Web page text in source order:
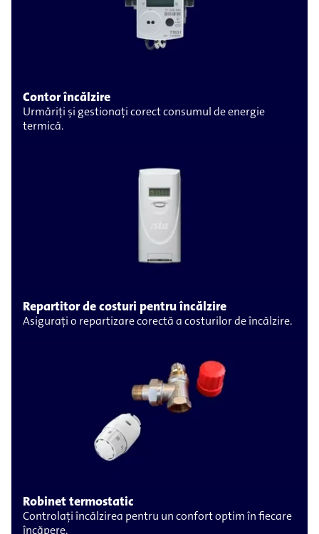
Contor încălzire
Urmăriți și gestionați corect consumul de energie
termică.
Repartitor de costuri pentru încălzire
Asigurați o repartizare corectă a costurilor de încălzire.
Robinet termostatic
Controlați încălzirea pentru un confort optim în fiecare
încăpere.